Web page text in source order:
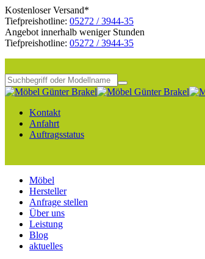
Kostenloser Versand*
Tiefpreishotline: 05272 / 3944-35
Angebot innerhalb weniger Stunden
Tiefpreishotline: 05272 / 3944-35
Kontakt
Anfahrt
Auftragsstatus
Möbel
Hersteller
Anfrage stellen
Über uns
Leistung
Blog
aktuelles